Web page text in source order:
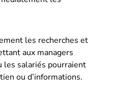
les recherches et
aux managers
les salariés pourraient
ou d’informations.